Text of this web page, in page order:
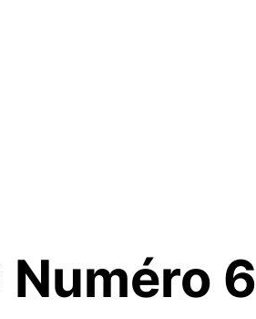
Numéro 6